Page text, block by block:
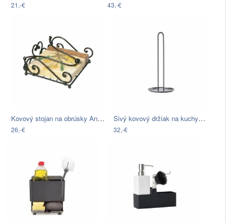
21,-€ 43,-€
Kovový stojan na obrúsky Antic Line…
26,-€
Sivý kovový držiak na kuchynské utierky…
32,-€